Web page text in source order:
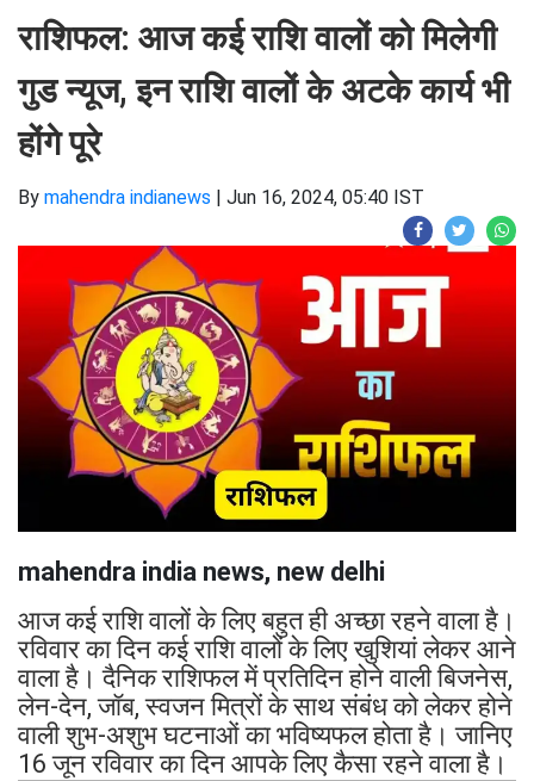
राशिफल: आज कई राशि वालों को मिलेगी
गुड न्यूज, इन राशि वालों के अटके कार्य भी
होंगे पूरे
By mahendra indianews | Jun 16, 2024, 05:40 IST
mahendra india news, new delhi
आज कई राशि वालों के लिए बहुत ही अच्छा रहने वाला है।
रविवार का दिन कई राशि वालों के लिए खुशियां लेकर आने
वाला है। दैनिक राशिफल में प्रतिदिन होने वाली बिजनेस,
लेन-देन, जॉब, स्वजन मित्रों के साथ संबंध को लेकर होने
वाली शुभ-अशुभ घटनाओं का भविष्यफल होता है। जानिए
16 जून रविवार का दिन आपके लिए कैसा रहने वाला है।